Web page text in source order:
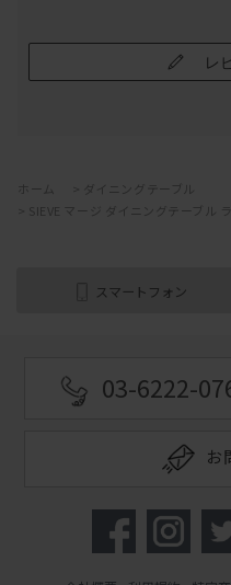
レ
ホーム
ダイニングテーブル
SIEVE マージ ダイニングテーブル
スマートフォン
03-6222-
お